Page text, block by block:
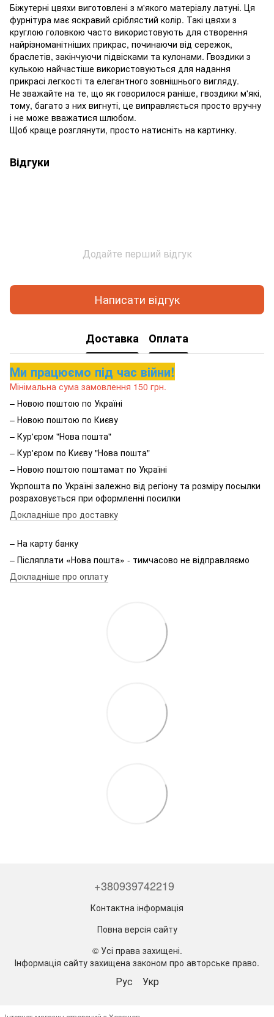
Біжутерні цвяхи виготовлені з м'якого матеріалу латуні. Ця
фурнітура має яскравий сріблястий колір. Такі цвяхи з
круглою головкою часто використовують для створення
найрізноманітніших прикрас, починаючи від сережок,
браслетів, закінчуючи підвісками та кулонами. Гвоздики з
кулькою найчастіше використовуються для надання
прикрасі легкості та елегантного зовнішнього вигляду.
Не зважайте на те, що як говорилося раніше, гвоздики м'які,
тому, багато з них вигнуті, це виправляється просто вручну
і не може вважатися шлюбом.
Щоб краще розглянути, просто натисніть на картинку.
Відгуки
Додайте перший відгук
Написати відгук
Доставка Оплата
Ми працюємо під час війни!
Мінімальна сума замовлення 150 грн.
– Новою поштою по Україні
– Новою поштою по Києву
– Кур'єром "Нова пошта"
– Кур'єром по Києву "Нова пошта"
– Новою поштою поштамат по Україні
Укрпошта по Україні залежно від регіону та розміру посылки
розраховується при оформленні посилки
Докладніше про доставку
– На карту банку
– Післяплати «Нова пошта» - тимчасово не відправляємо
Докладніше про оплату
+380939742219
Контактна інформація
Повна версія сайту
© Усі права захищені.
Інформація сайту захищена законом про авторське право.
Рус Укр